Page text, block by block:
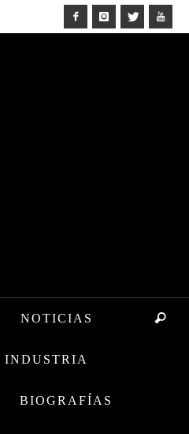
NOTICIAS
INDUSTRIA
BIOGRAFÍAS